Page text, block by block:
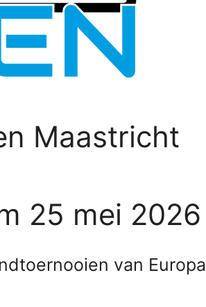
Maastricht
25 mei 2026
van Europa